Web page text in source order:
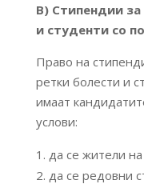
В) Стипендии
и студенти со
Право на
ретки болести и
имаат
услови:
да се жители
да се редовни